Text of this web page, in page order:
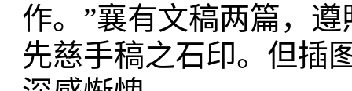
作。”襄有文稿两篇，
先慈手稿之石印。但插